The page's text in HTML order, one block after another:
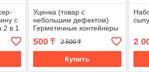
с
2 в 1
Уценка (товар с
небольшим дефектом)
Герметичные контейнеры
Always fresh (B009/2)
500₸ 2 500 ₸
Купить
2